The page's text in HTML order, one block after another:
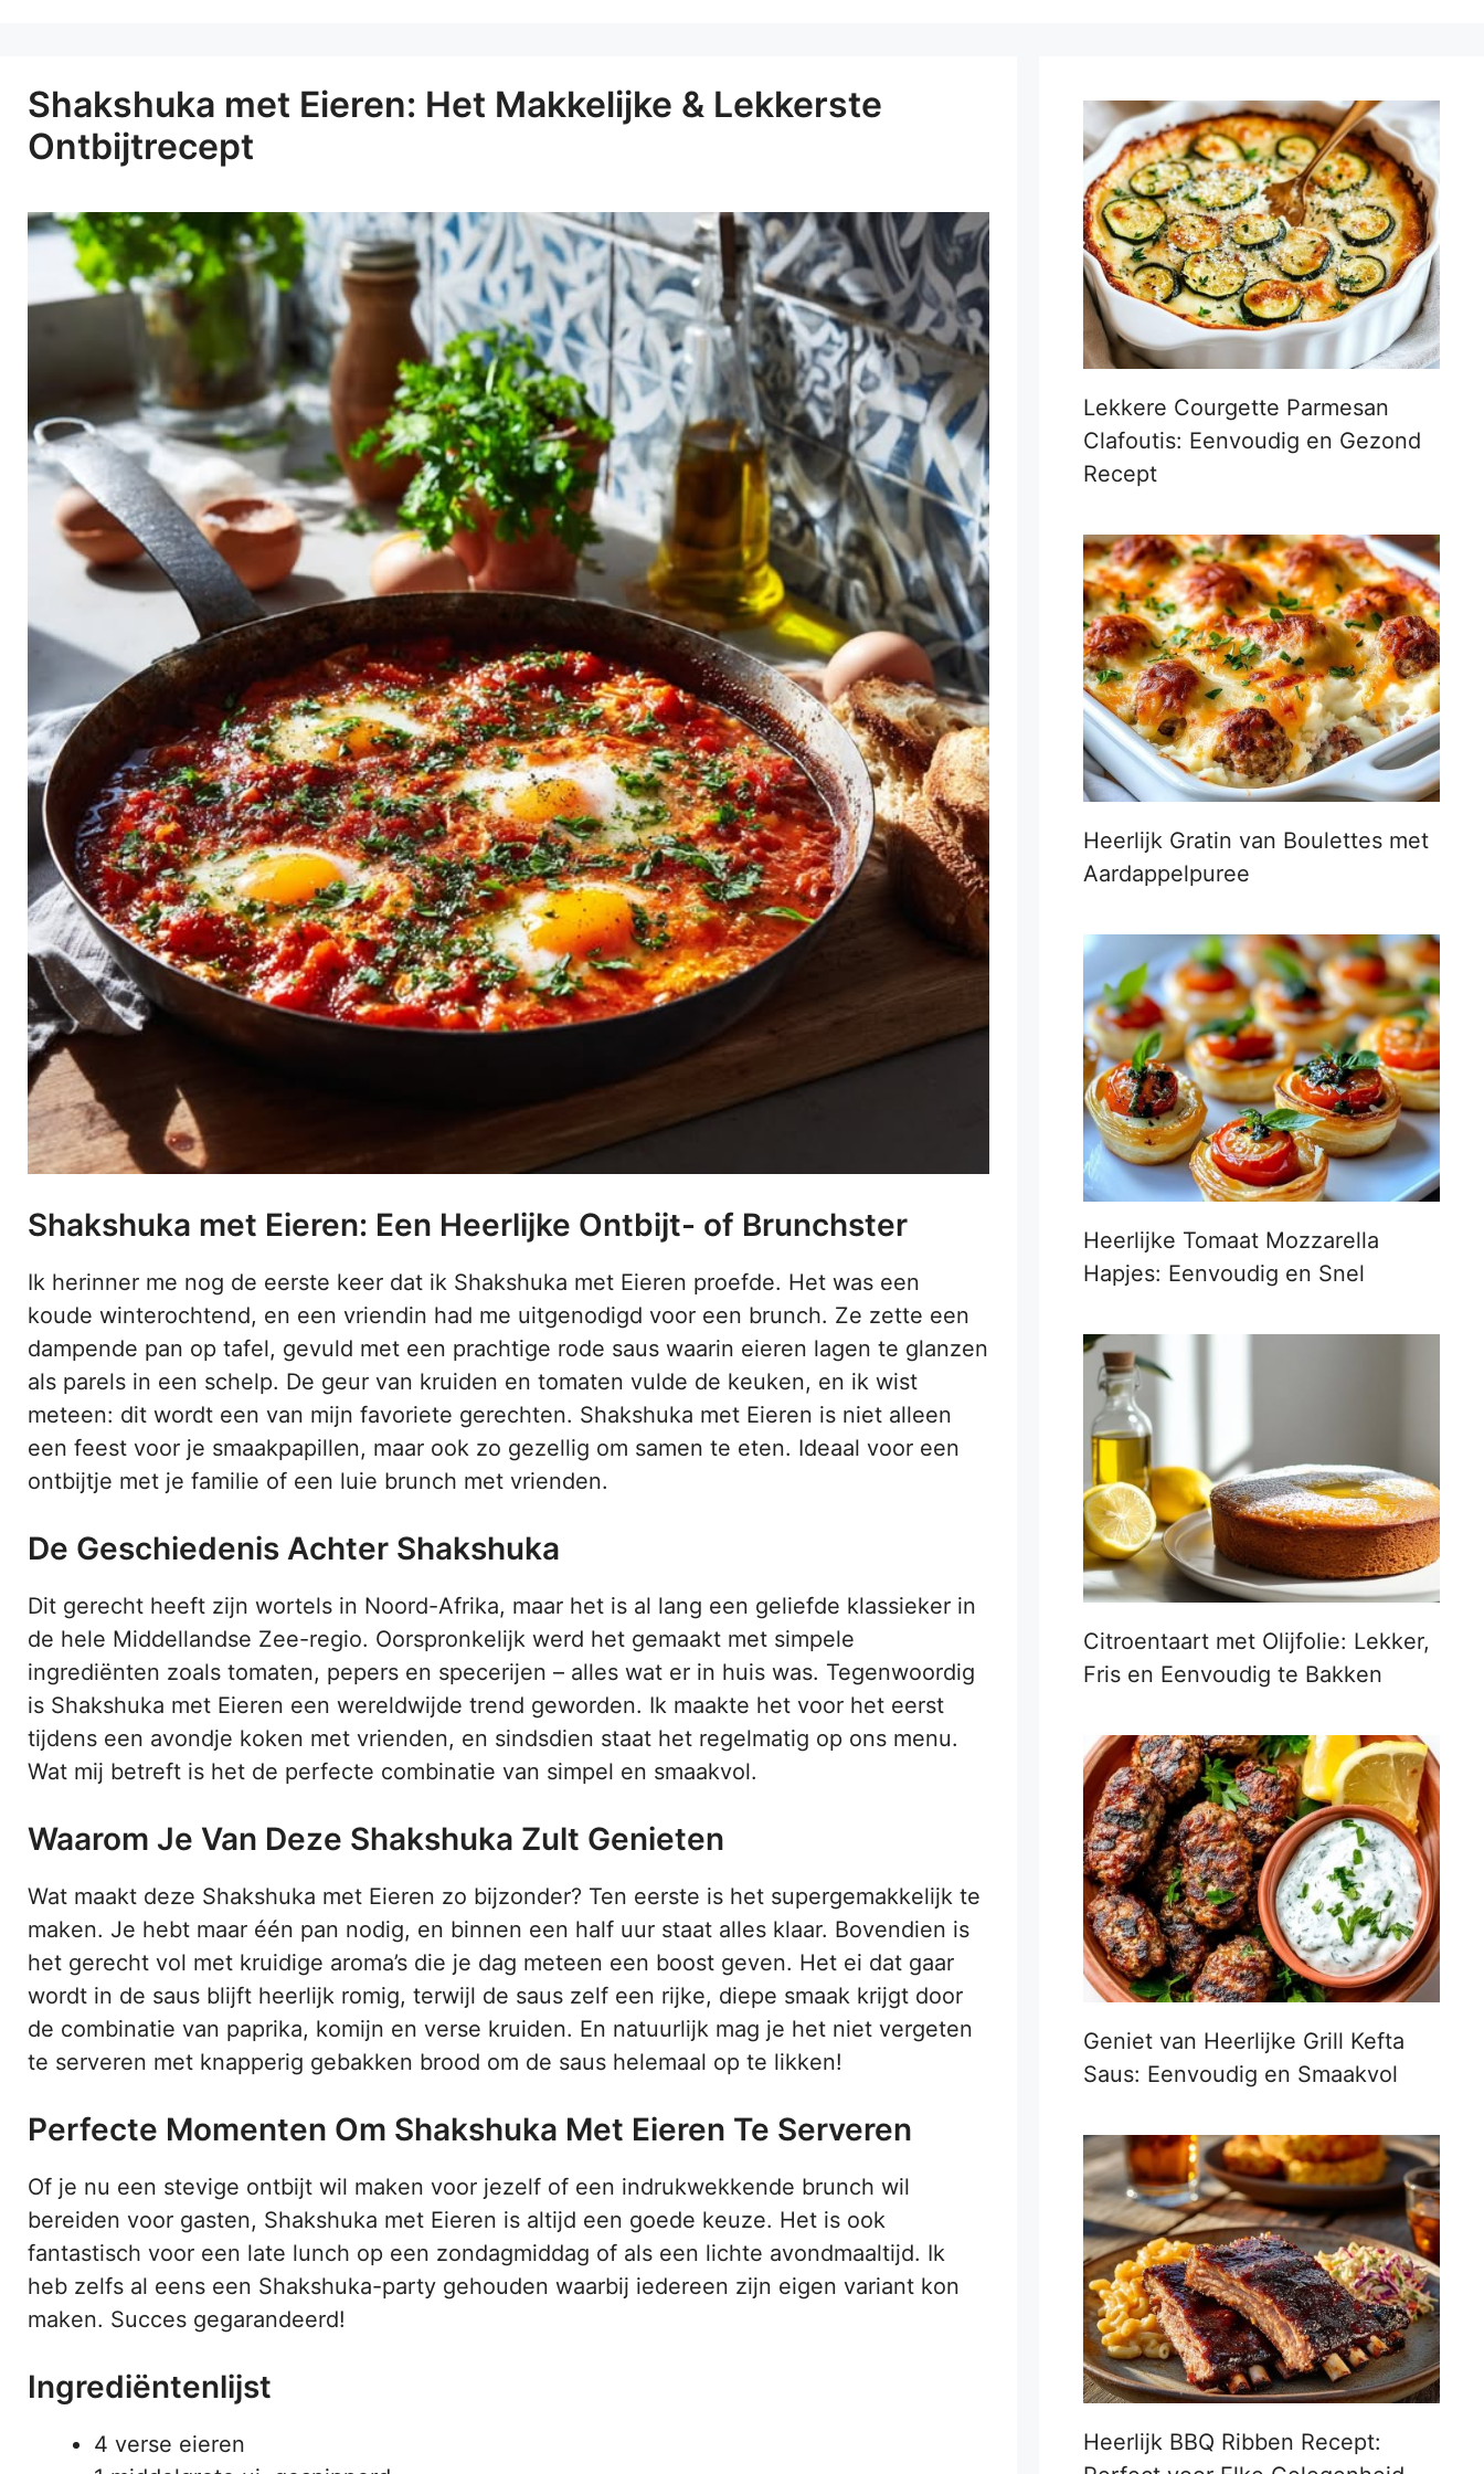
Shakshuka met Eieren: Het Makkelijke & Lekkerste
Ontbijtrecept
Shakshuka met Eieren: Een Heerlijke Ontbijt- of Brunchster
Ik herinner me nog de eerste keer dat ik Shakshuka met Eieren proefde. Het was een
koude winterochtend, en een vriendin had me uitgenodigd voor een brunch. Ze zette een
dampende pan op tafel, gevuld met een prachtige rode saus waarin eieren lagen te glanzen
als parels in een schelp. De geur van kruiden en tomaten vulde de keuken, en ik wist
meteen: dit wordt een van mijn favoriete gerechten. Shakshuka met Eieren is niet alleen
een feest voor je smaakpapillen, maar ook zo gezellig om samen te eten. Ideaal voor een
ontbijtje met je familie of een luie brunch met vrienden.
De Geschiedenis Achter Shakshuka
Dit gerecht heeft zijn wortels in Noord-Afrika, maar het is al lang een geliefde klassieker in
de hele Middellandse Zee-regio. Oorspronkelijk werd het gemaakt met simpele
ingrediënten zoals tomaten, pepers en specerijen – alles wat er in huis was. Tegenwoordig
is Shakshuka met Eieren een wereldwijde trend geworden. Ik maakte het voor het eerst
tijdens een avondje koken met vrienden, en sindsdien staat het regelmatig op ons menu.
Wat mij betreft is het de perfecte combinatie van simpel en smaakvol.
Waarom Je Van Deze Shakshuka Zult Genieten
Wat maakt deze Shakshuka met Eieren zo bijzonder? Ten eerste is het supergemakkelijk te
maken. Je hebt maar één pan nodig, en binnen een half uur staat alles klaar. Bovendien is
het gerecht vol met kruidige aroma’s die je dag meteen een boost geven. Het ei dat gaar
wordt in de saus blijft heerlijk romig, terwijl de saus zelf een rijke, diepe smaak krijgt door
de combinatie van paprika, komijn en verse kruiden. En natuurlijk mag je het niet vergeten
te serveren met knapperig gebakken brood om de saus helemaal op te likken!
Perfecte Momenten Om Shakshuka Met Eieren Te Serveren
Of je nu een stevige ontbijt wil maken voor jezelf of een indrukwekkende brunch wil
bereiden voor gasten, Shakshuka met Eieren is altijd een goede keuze. Het is ook
fantastisch voor een late lunch op een zondagmiddag of als een lichte avondmaaltijd. Ik
heb zelfs al eens een Shakshuka-party gehouden waarbij iedereen zijn eigen variant kon
maken. Succes gegarandeerd!
Ingrediëntenlijst
4 verse eieren
Lekkere Courgette Parmesan
Clafoutis: Eenvoudig en Gezond
Recept
Heerlijk Gratin van Boulettes met
Aardappelpuree
Heerlijke Tomaat Mozzarella
Hapjes: Eenvoudig en Snel
Citroentaart met Olijfolie: Lekker,
Fris en Eenvoudig te Bakken
Geniet van Heerlijke Grill Kefta
Saus: Eenvoudig en Smaakvol
Heerlijk BBQ Ribben Recept: